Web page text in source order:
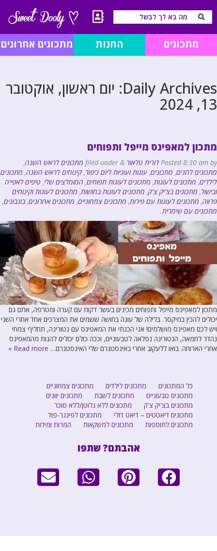
מתכונים החנות מתכונים אחרונים
Daily Archives: יום ראשון, אוקטובר
13, 2024
מתכון למאפינס מייפל ותפוחים
Posted8:30 am by דורית טלאור & מתכונים לראש השנה,
מתכונים לחגים, מתכונים, עוגות ועוגיות ליום כיפור,קינוחים לראש השנה, מתכונים
לילדים, מתכונים לעוגות, מתכונים לעוגות תפוחים, המומלצים שלי, טיפים לאפייה
ובישול, מתכונים בצ'יק צ'ק, מתכונים לעוגות בחושות, מתכונים לעוגות וקינוחים
פרווה, מתכונים לעוגות עם פירות, מתכונים צמחוניים, מתכונים אחרונים, בונבונים,
מתכונים עם שימרית.
מתכון למאפינס מייפל ותפוחים מכינים בעשר דקות עם קערה ומטרפה, אתם גם
יכולים להכין במיקסר. בלילה של עוגה בחושה ששמים את המצרכים אחד אחרי השני
ויש לכם מאפינס מושלמים! אני הכנתי את המאפינס עם נטורינה, תחליף צמחי
נהדר לחמאה, הנטורינה נפלאה לטבעוניים, וככה כולם יכולים להנות מהמאפינס
אחרי הארוחה. בואו ללעקוב אחרי באינסטגרם שלי האינסטגרם… Read more »
כל המתכונים מתכונים לילדים
מתכונים צמחוניים
מתכונים טבעוניים
מתכונים לשבת
מתכונים יוונים
מתכונים בצ'יק צ'ק
מתכונים ללא גלוטן/ללא סוכר
מתכונים דיאטטים – דיאט דולי
מתכונים לפינגר-פוד
מתכונים לתוספות
מתכונים למשקאות המרות ומידות
אהבתם? שתפו